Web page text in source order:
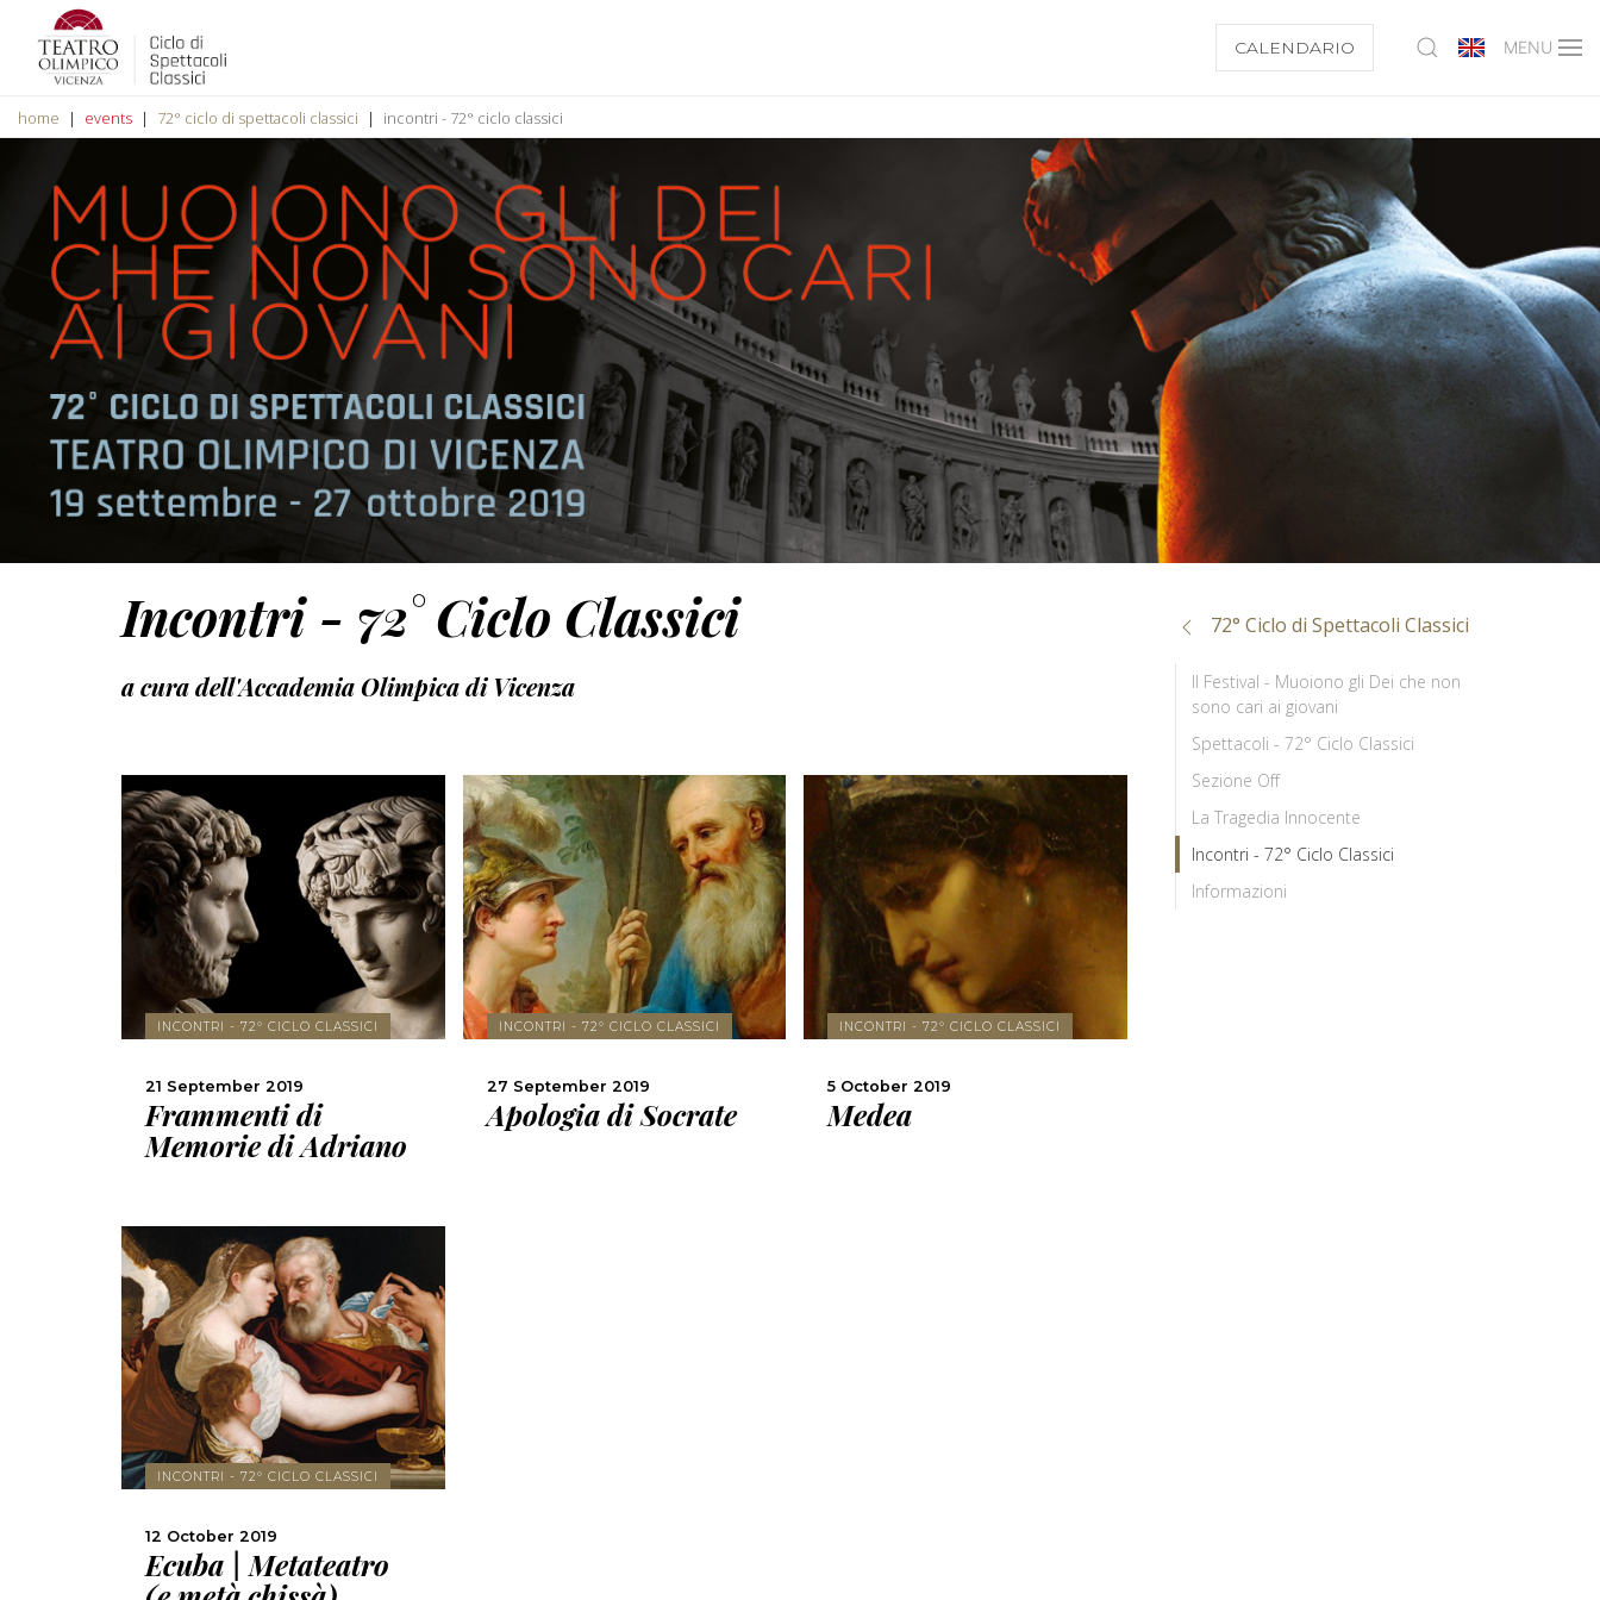
CALENDARIO MENU
home events 72° ciclo di spettacoli classici incontri - 72° ciclo classici
Incontri - 72° Ciclo Classici
a cura dell'Accademia Olimpica di Vicenza
INCONTRI - 72° CICLO CLASSICI
21 September 2019
Frammenti di
Memorie di Adriano
MORE
INCONTRI - 72° CICLO CLASSICI
27 September 2019
Apologia di Socrate
MORE
SHARE
INCONTRI - 72° CICLO CLASSICI
5 October 2019
Medea
MORE
SHARE
INCONTRI - 72° CICLO CLASSICI
12 October 2019
Ecuba | Metateatro
MORE
SHARE
72° Ciclo di Spettacoli Classici
Il Festival - Muoiono gli Dei che non
sono cari ai giovani
Spettacoli - 72° Ciclo Classici
Sezione Off
La Tragedia Innocente
Incontri - 72° Ciclo Classici
Informazioni